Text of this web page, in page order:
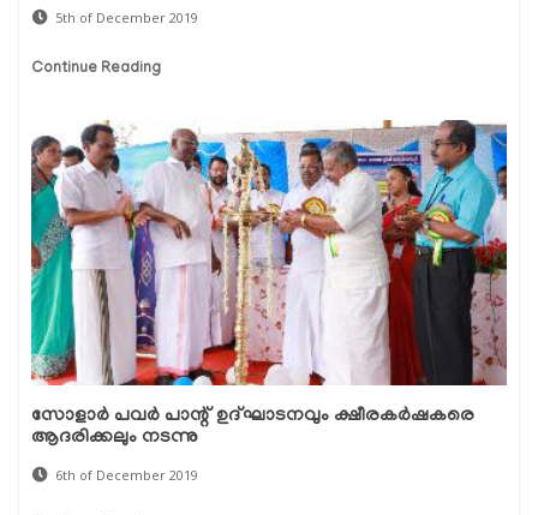
5th of December 2019
Continue Reading
സോളാര്‍ പവര്‍ പാന്റ് ഉദ്ഘാടനവും ക്ഷീരകര്‍ഷകരെ
ആദരിക്കലും നടന്നു
6th of December 2019